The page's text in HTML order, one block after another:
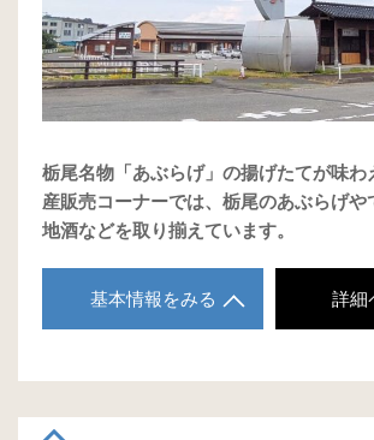
栃尾名物「あぶらげ」の揚げたてが味わ
産販売コーナーでは、栃尾のあぶらげや
地酒などを取り揃えています。
基本情報をみる 詳細